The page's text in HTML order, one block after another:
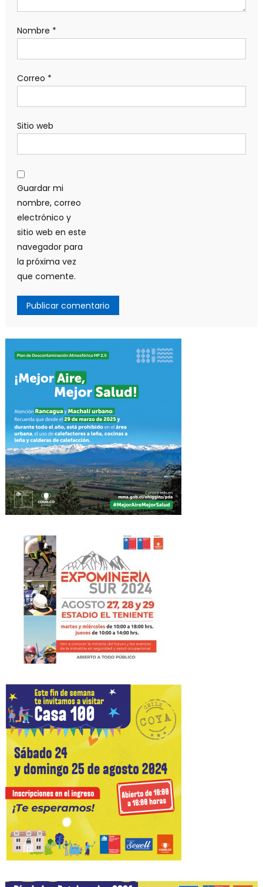
Nombre *
Correo *
Sitio web
Guardar mi
nombre, correo
electrónico y
sitio web en este
navegador para
la próxima vez
que comente.